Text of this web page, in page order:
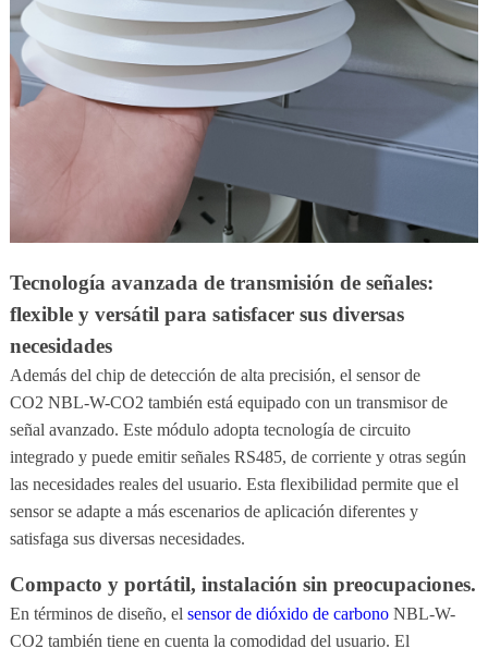
Tecnología avanzada de transmisión de señales:
flexible y versátil para satisfacer sus diversas
necesidades
Además del chip de detección de alta precisión, el sensor de
CO2 NBL-W-CO2 también está equipado con un transmisor de
señal avanzado. Este módulo adopta tecnología de circuito
integrado y puede emitir señales RS485, de corriente y otras según
las necesidades reales del usuario. Esta flexibilidad permite que el
sensor se adapte a más escenarios de aplicación diferentes y
satisfaga sus diversas necesidades.
Compacto y portátil, instalación sin preocupaciones.
En términos de diseño, el sensor de dióxido de carbonoNBL-W-
CO2 también tiene en cuenta la comodidad del usuario. El